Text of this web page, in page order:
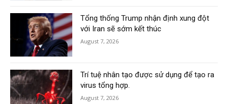
Tổng thống Trump nhận định xung đột
với Iran sẽ sớm kết thúc
August 7, 2026
Trí tuệ nhân tạo được sử dụng để tạo ra
virus tổng hợp.
August 7, 2026